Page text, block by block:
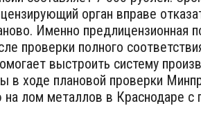
орган вправе
Именно предлицензионная
проверки полного
выстроить систему
ходе плановой проверки
лом металлов в Краснодаре с